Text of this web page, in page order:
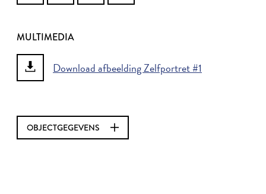
MULTIMEDIA
Download afbeelding Zelfportret #1
OBJECTGEGEVENS